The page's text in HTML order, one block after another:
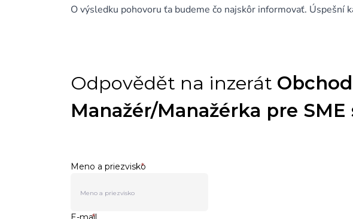
O výsledku pohovoru ťa budeme čo najskôr informovať. Úspešní